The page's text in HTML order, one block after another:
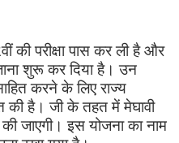
की परीक्षा पास कर ली है और
शुरू कर दिया है। उन
करने के लिए राज्य
है। जी के तहत में मेघावी
जाएगी। इस योजना का नाम